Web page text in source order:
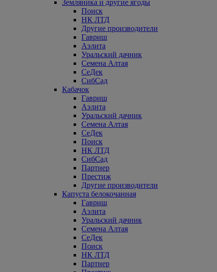
Земляника и другие ягоды
Поиск
НК ЛТД
Другие производители
Гавриш
Аэлита
Уральский дачник
Семена Алтая
СеДек
СибСад
Кабачок
Гавриш
Аэлита
Уральский дачник
Семена Алтая
СеДек
Поиск
НК ЛТД
СибСад
Партнер
Престиж
Другие производители
Капуста белокочанная
Гавриш
Аэлита
Уральский дачник
Семена Алтая
СеДек
Поиск
НК ЛТД
Партнер